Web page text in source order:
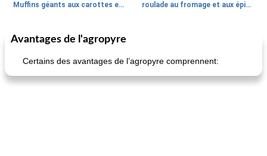
Muffins géants aux carottes et à la banane de Nif roulade au fromage et aux épinards
30min
Marques de confiance: recettes et
Avantages de l'agropyre
Certains des avantages de l’agropyre comprennent: